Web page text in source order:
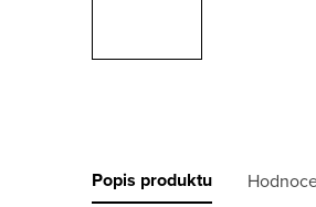
Popis produktu